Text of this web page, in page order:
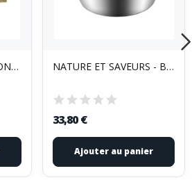
BOUCHONNERIE JOCONDIENNE - Robinet Vinaigrier 3... NATURE ET SAVEURS - Bassine à gras et à...
33,80 €
Ajouter au panier